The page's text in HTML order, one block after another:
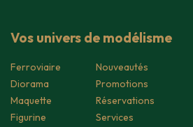
Vos univers de modélisme
Ferroviaire
Diorama
Maquette
Figurine
Nouveautés
Promotions
Réservations
Services